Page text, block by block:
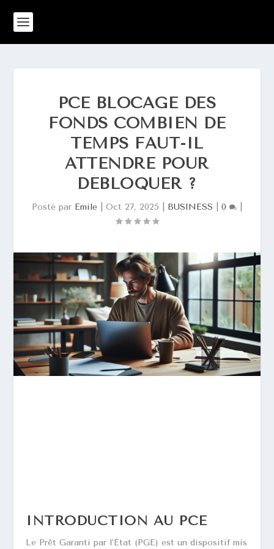
PCE BLOCAGE DES
FONDS COMBIEN DE
TEMPS FAUT-IL
ATTENDRE POUR
DÉBLOQUER ?
Posté par Emile Oct 27, 2025 BUSINESS 0
INTRODUCTION AU PCE
Le Prêt Garanti par l’État (PGE) est un dispositif mis